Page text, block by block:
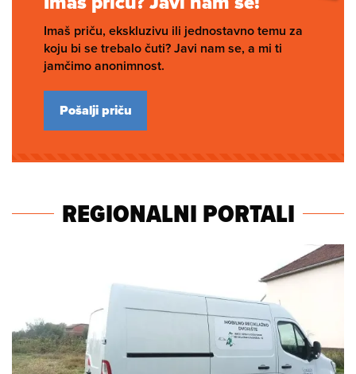
Imaš priču, ekskluzivu ili jednostavno temu za
koju bi se trebalo čuti? Javi nam se, a mi ti
jamčimo anonimnost.
Pošalji priču
REGIONALNI PORTALI